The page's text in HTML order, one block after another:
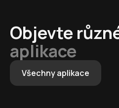
Objevte
aplikace
Všechny aplikace